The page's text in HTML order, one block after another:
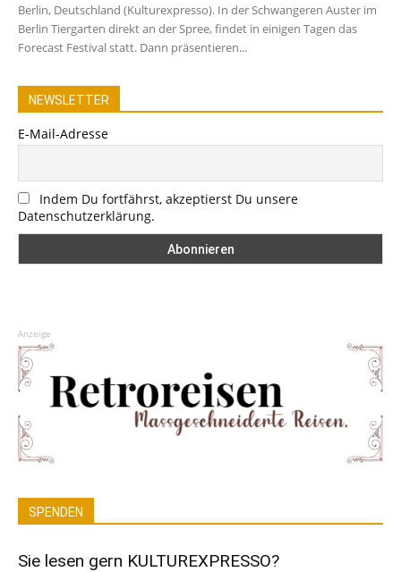
Berlin, Deutschland (Kulturexpresso). In der Schwangeren Auster im
Berlin Tiergarten direkt an der Spree, findet in einigen Tagen das
Forecast Festival statt. Dann präsentieren...
NEWSLETTER
E-Mail-Adresse
Indem Du fortfährst, akzeptierst Du unsere
Datenschutzerklärung.
Anzeige
SPENDEN
Sie lesen gern KULTUREXPRESSO?